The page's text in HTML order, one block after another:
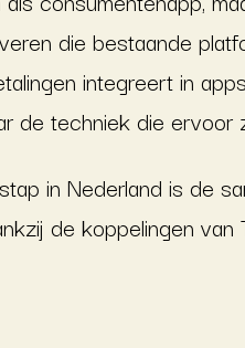
die bestaande
integreert in
de techniek die
in Nederland is de
de koppelingen